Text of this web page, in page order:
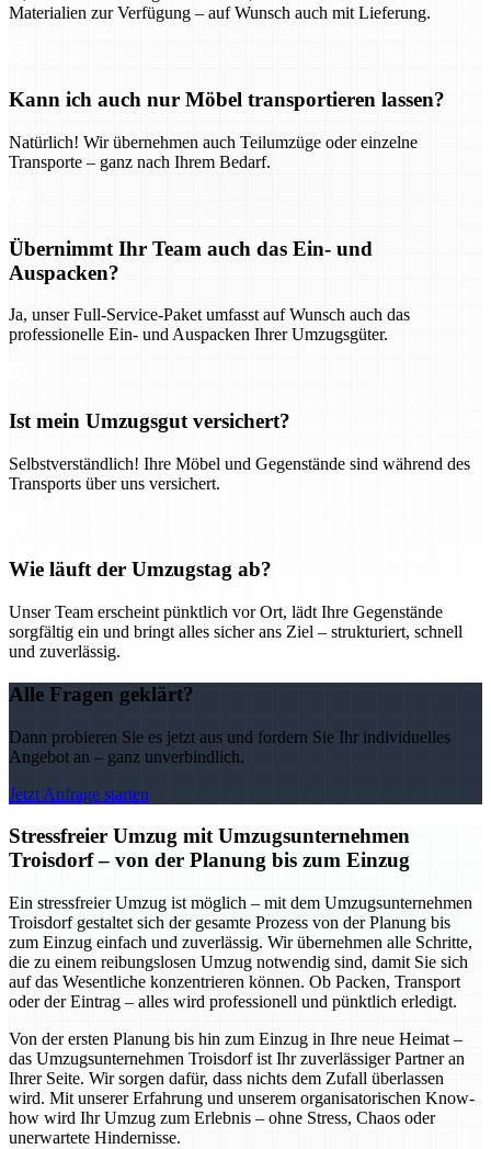
Materialien zur Verfügung – auf Wunsch auch mit Lieferung.
Kann ich auch nur Möbel transportieren lassen?
Natürlich! Wir übernehmen auch Teilumzüge oder einzelne
Transporte – ganz nach Ihrem Bedarf.
Übernimmt Ihr Team auch das Ein- und
Auspacken?
Ja, unser Full-Service-Paket umfasst auf Wunsch auch das
professionelle Ein- und Auspacken Ihrer Umzugsgüter.
Ist mein Umzugsgut versichert?
Selbstverständlich! Ihre Möbel und Gegenstände sind während des
Transports über uns versichert.
Wie läuft der Umzugstag ab?
Unser Team erscheint pünktlich vor Ort, lädt Ihre Gegenstände
sorgfältig ein und bringt alles sicher ans Ziel – strukturiert, schnell
und zuverlässig.
Alle Fragen geklärt?
Dann probieren Sie es jetzt aus und fordern Sie Ihr individuelles
Angebot an – ganz unverbindlich.
Jetzt Anfrage starten
Stressfreier Umzug mit Umzugsunternehmen
Troisdorf – von der Planung bis zum Einzug
Ein stressfreier Umzug ist möglich – mit dem Umzugsunternehmen
Troisdorf gestaltet sich der gesamte Prozess von der Planung bis
zum Einzug einfach und zuverlässig. Wir übernehmen alle Schritte,
die zu einem reibungslosen Umzug notwendig sind, damit Sie sich
auf das Wesentliche konzentrieren können. Ob Packen, Transport
oder der Eintrag – alles wird professionell und pünktlich erledigt.
Von der ersten Planung bis hin zum Einzug in Ihre neue Heimat –
das Umzugsunternehmen Troisdorf ist Ihr zuverlässiger Partner an
Ihrer Seite. Wir sorgen dafür, dass nichts dem Zufall überlassen
wird. Mit unserer Erfahrung und unserem organisatorischen Know-
how wird Ihr Umzug zum Erlebnis – ohne Stress, Chaos oder
unerwartete Hindernisse.